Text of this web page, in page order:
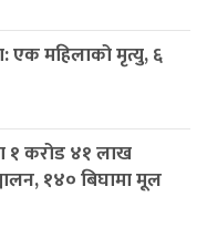
एक महिलाको मृत्यु, ६
१ करोड ४१ लाख
१४० बिघामा मूल